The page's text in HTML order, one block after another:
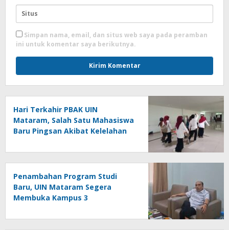
Simpan nama, email, dan situs web saya pada peramban
ini untuk komentar saya berikutnya.
Hari Terkahir PBAK UIN
Mataram, Salah Satu Mahasiswa
Baru Pingsan Akibat Kelelahan
Penambahan Program Studi
Baru, UIN Mataram Segera
Membuka Kampus 3